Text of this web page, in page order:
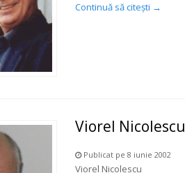
Continuă să citești →
Viorel Nicolescu
Publicat pe 8 iunie 2002
Viorel Nicolescu